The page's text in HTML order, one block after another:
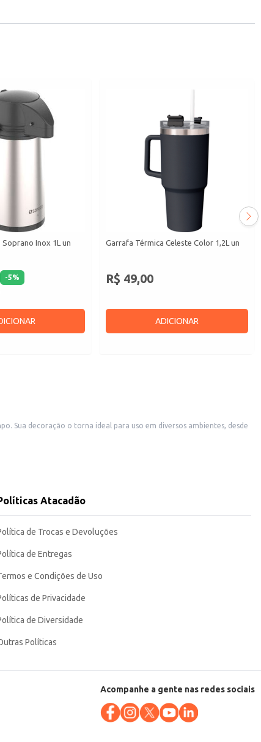
Inox 1L un
-5%
Garrafa Térmica Celeste Color 1,2L un
R$ 49,00
ADICIONAR
Sua decoração o torna ideal para uso em diversos ambientes, desde
às necessidades de diversos contextos, garantindo a temperatura
Atacadão
de Trocas e Devoluções
de Entregas
e Condições de Uso
de Privacidade
de Diversidade
Políticas
Acompanhe a gente nas redes sociais